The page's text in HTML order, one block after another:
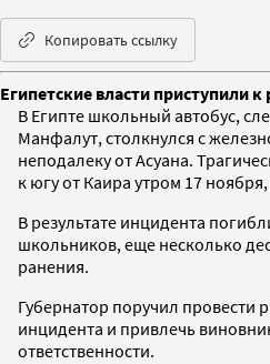
Копировать ссылку
Египетские власти приступили
В Египте школьный автобус,
Манфалут, столкнулся с
неподалеку от Асуана.
к югу от Каира утром 17
В результате инцидента
школьников, еще несколько
ранения.
Губернатор поручил провести
инцидента и привлечь
ответственности.